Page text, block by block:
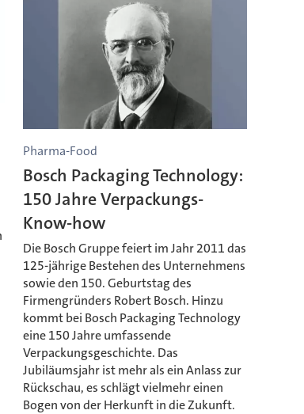
Pharma-Food
Bosch Packaging Technology:
150 Jahre Verpackungs-
Know-how
Die Bosch Gruppe feiert im Jahr 2011 das
125-jährige Bestehen des Unternehmens
sowie den 150. Geburtstag des
Firmengründers Robert Bosch. Hinzu
kommt bei Bosch Packaging Technology
eine 150 Jahre umfassende
Verpackungsgeschichte. Das
Jubiläumsjahr ist mehr als ein Anlass zur
Rückschau, es schlägt vielmehr einen
Bogen von der Herkunft in die Zukunft.